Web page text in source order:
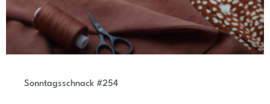
Sonntagsschnack #254